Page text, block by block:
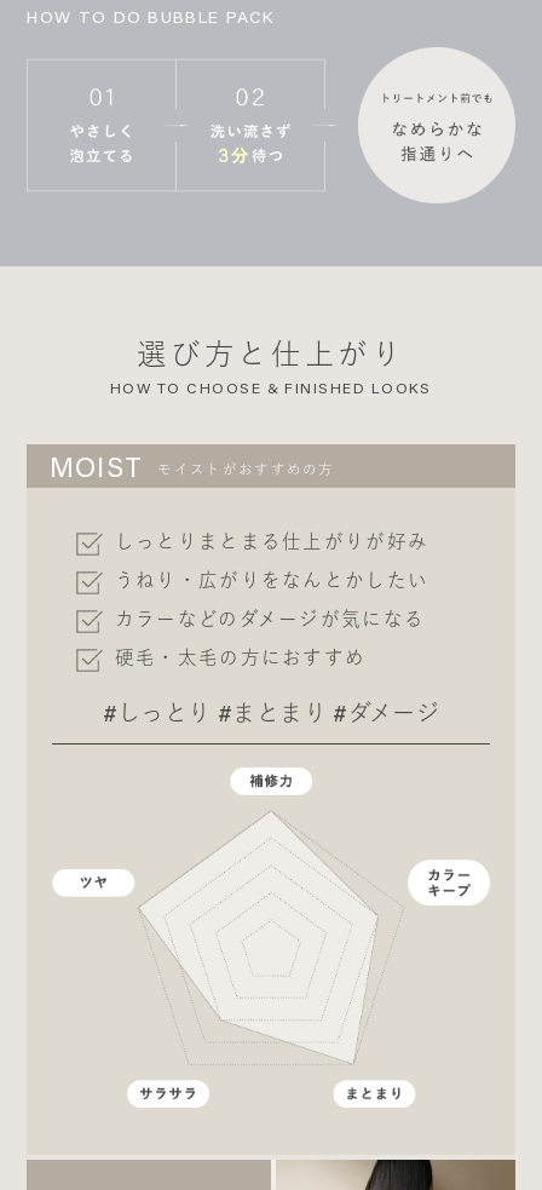
HOW TO DO BUBBLE PACK
選び方と仕上がり
HOW TO CHOOSE & FINISHED LOOKS
MOIST モイストがおすすめの方
しっとりまとまる仕上がりが好み
うねり・広がりをなんとかしたい
カラーなどのダメージが気になる
硬毛・太毛の方におすすめ
#しっとり #まとまり #ダメージ